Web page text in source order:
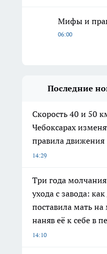
Мифы и
06:00
Последние
Скорость 40 и 50
Чебоксарах
правила движения
14:29
Три года
ухода с завода:
поставила мать на
наняв её к себе в
14:10